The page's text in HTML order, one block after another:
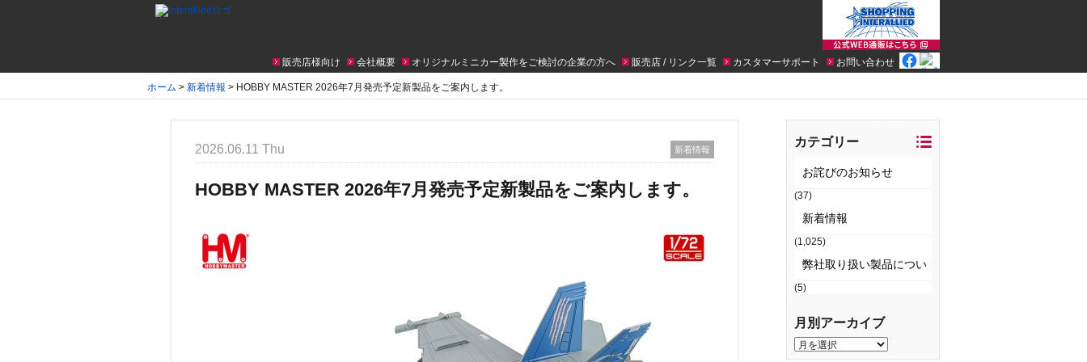
販売店様向け 会社概要 オリジナルミニカー製作をご検討の企業の方へ 販売店 / リンク一覧 カスタマーサポート お問い合わせ
ホーム > 新着情報 > HOBBY MASTER 2026年7月発売予定新製品をご案内します。
2026.06.11 Thu 新着情報
HOBBY MASTER 2026年7月発売予定新製品をご案内します。
カテゴリー
お詫びのお知らせ
(37)
新着情報
(1,025)
弊社取り扱い製品につい
てのお知らせ
(5)
月別アーカイブ